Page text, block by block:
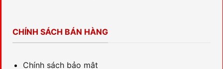
CHÍNH SÁCH BÁN HÀNG
Chính sách bảo mât